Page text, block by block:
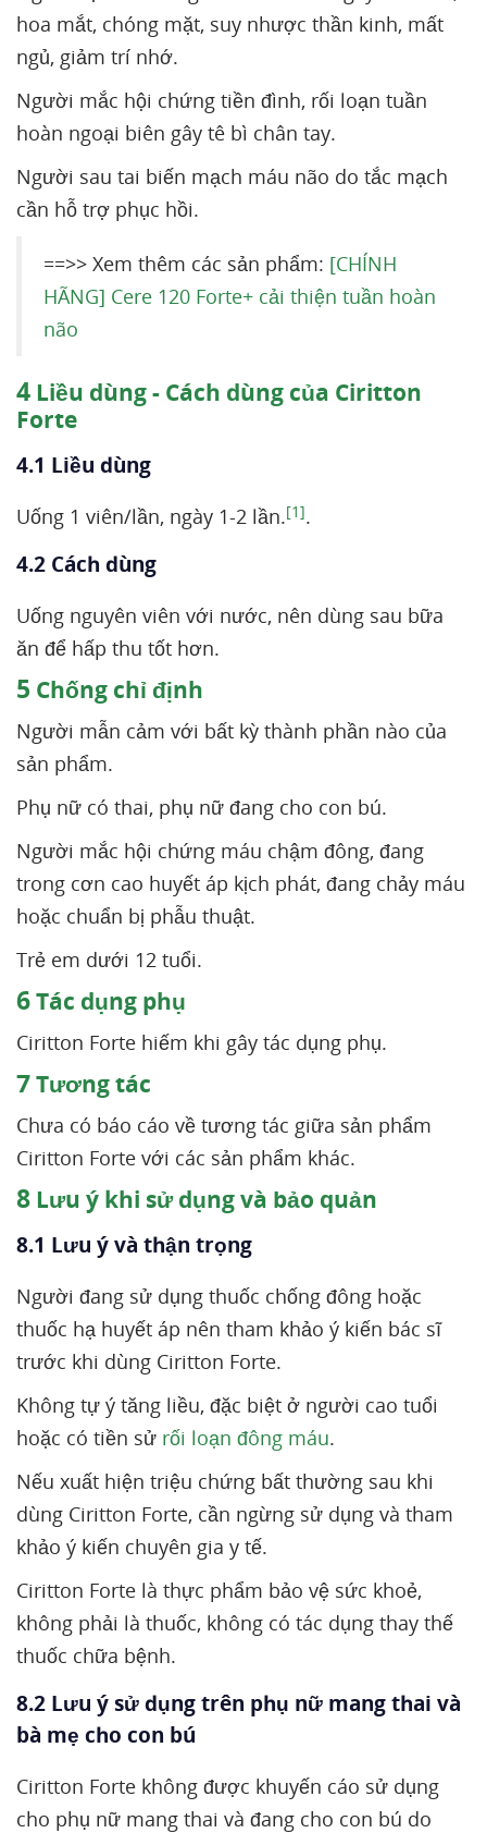
hoa mắt, chóng mặt, suy nhược thần kinh, mất
ngủ, giảm trí nhớ.
Người mắc hội chứng tiền đình, rối loạn tuần
hoàn ngoại biên gây tê bì chân tay.
Người sau tai biến mạch máu não do tắc mạch
cần hỗ trợ phục hồi.
==>> Xem thêm các sản phẩm: [CHÍNH
HÃNG] Cere 120 Forte+ cải thiện tuần hoàn
não
4 Liều dùng - Cách dùng của Ciritton
Forte
4.1 Liều dùng
Uống 1 viên/lần, ngày 1-2 lần.[1].
4.2 Cách dùng
Uống nguyên viên với nước, nên dùng sau bữa
ăn để hấp thu tốt hơn.
5 Chống chỉ định
Người mẫn cảm với bất kỳ thành phần nào của
sản phẩm.
Phụ nữ có thai, phụ nữ đang cho con bú.
Người mắc hội chứng máu chậm đông, đang
trong cơn cao huyết áp kịch phát, đang chảy máu
hoặc chuẩn bị phẫu thuật.
Trẻ em dưới 12 tuổi.
6Tác dụng phụ
Ciritton Forte hiếm khi gây tác dụng phụ.
7Tương tác
Chưa có báo cáo về tương tác giữa sản phẩm
Ciritton Forte với các sản phẩm khác.
8 Lưu ý khi sử dụng và bảo quản
8.1 Lưu ý và thận trọng
Người đang sử dụng thuốc chống đông hoặc
thuốc hạ huyết áp nên tham khảo ý kiến bác sĩ
trước khi dùng Ciritton Forte.
Không tự ý tăng liều, đặc biệt ở người cao tuổi
hoặc có tiền sử rối loạn đông máu.
Nếu xuất hiện triệu chứng bất thường sau khi
dùng Ciritton Forte, cần ngừng sử dụng và tham
khảo ý kiến chuyên gia y tế.
Ciritton Forte là thực phẩm bảo vệ sức khoẻ,
không phải là thuốc, không có tác dụng thay thế
thuốc chữa bệnh.
8.2 Lưu ý sử dụng trên phụ nữ mang thai và
bà mẹ cho con bú
Ciritton Forte không được khuyến cáo sử dụng
cho phụ nữ mang thai và đang cho con bú do